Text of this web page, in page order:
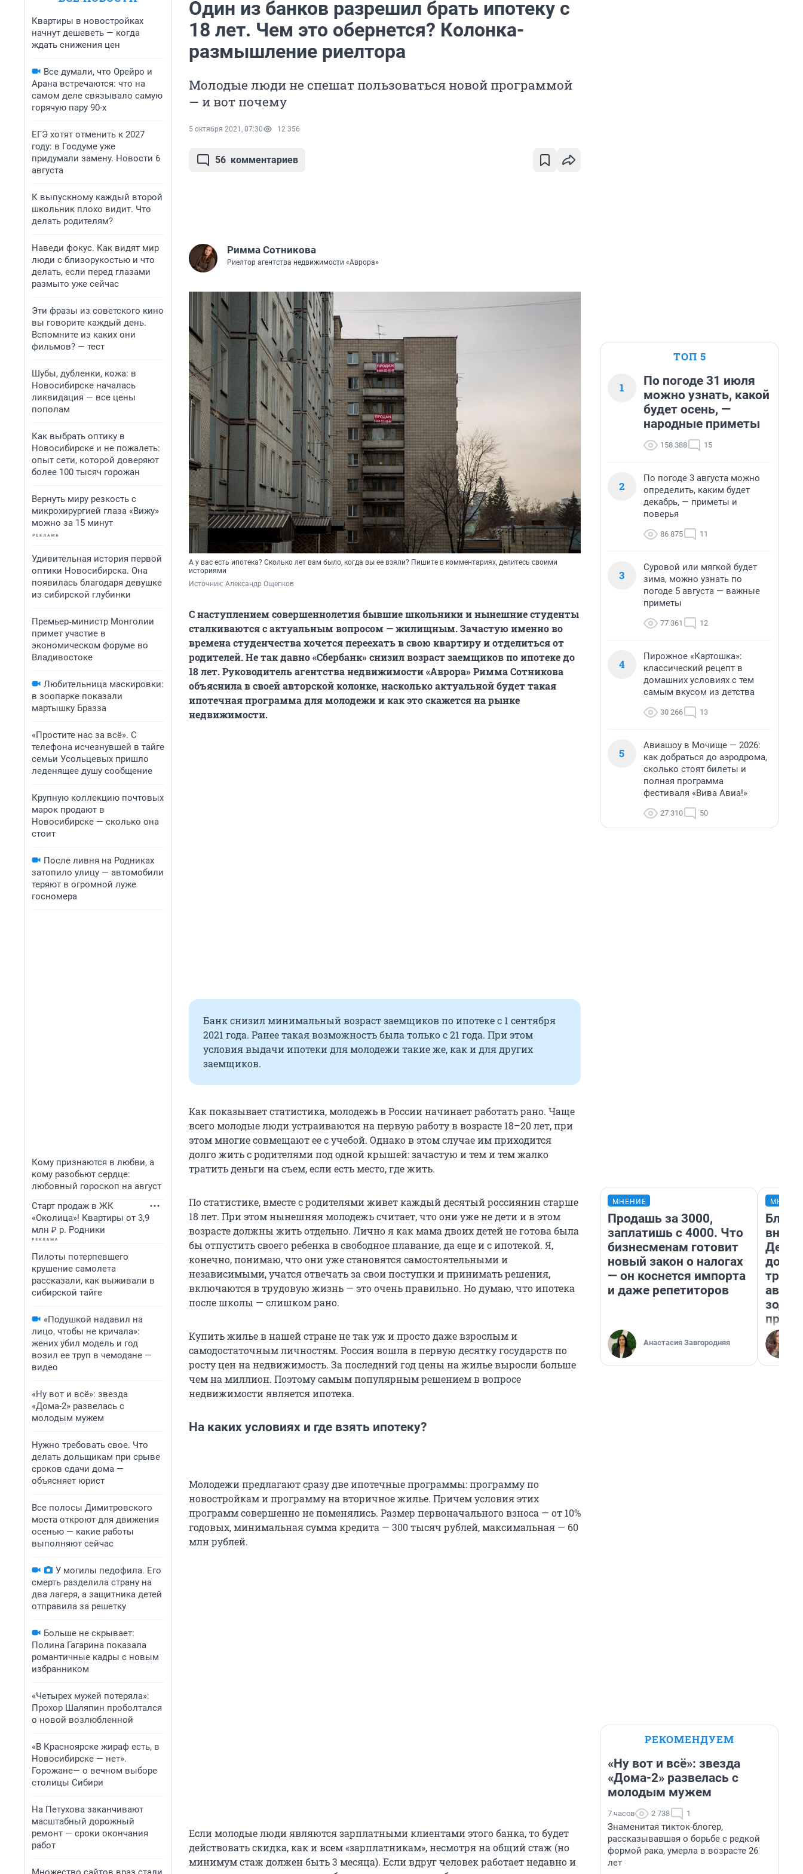
Квартиры в новостройках
начнут дешеветь — когда
ждать снижения цен
Все думали, что Орейро и
Арана встречаются: что на
самом деле связывало самую
горячую пару 90-х
ЕГЭ хотят отменить к 2027
году: в Госдуме уже
придумали замену. Новости 6
августа
К выпускному каждый второй
школьник плохо видит. Что
делать родителям?
Наведи фокус. Как видят мир
люди с близорукостью и что
делать, если перед глазами
размыто уже сейчас
Эти фразы из советского кино
вы говорите каждый день.
Вспомните из каких они
фильмов? — тест
Шубы, дубленки, кожа: в
Новосибирске началась
ликвидация — все цены
пополам
Как выбрать оптику в
Новосибирске и не пожалеть:
опыт сети, которой доверяют
более 100 тысяч горожан
Вернуть миру резкость с
микрохирургией глаза «Вижу»
можно за 15 минут
Удивительная история первой
оптики Новосибирска. Она
появилась благодаря девушке
из сибирской глубинки
Премьер‑министр Монголии
примет участие в
экономическом форуме во
Владивостоке
Любительница маскировки:
в зоопарке показали
мартышку Бразза
«Простите нас за всё». С
телефона исчезнувшей в тайге
семьи Усольцевых пришло
леденящее душу сообщение
Крупную коллекцию почтовых
марок продают в
Новосибирске — сколько она
стоит
После ливня на Родниках
затопило улицу — автомобили
теряют в огромной луже
госномера
Кому признаются в любви, а
кому разобьют сердце:
любовный гороскоп на август
Старт продаж в ЖК
«Околица»! Квартиры от 3,9
млн ₽ р. Родники
Пилоты потерпевшего
крушение самолета
рассказали, как выживали в
сибирской тайге
«Подушкой надавил на
лицо, чтобы не кричала»:
жених убил модель и год
возил ее труп в чемодане —
видео
«Ну вот и всё»: звезда
«Дома-2» развелась с
молодым мужем
Нужно требовать свое. Что
делать дольщикам при срыве
сроков сдачи дома —
объясняет юрист
Все полосы Димитровского
моста откроют для движения
осенью — какие работы
выполняют сейчас
У могилы педофила. Его
смерть разделила страну на
два лагеря, а защитника детей
отправила за решетку
Больше не скрывает:
Полина Гагарина показала
романтичные кадры с новым
избранником
«Четырех мужей потеряла»:
Прохор Шаляпин проболтался
о новой возлюбленной
«В Красноярске жираф есть, в
Новосибирске — нет».
Горожане— о вечном выборе
столицы Сибири
На Петухова заканчивают
масштабный дорожный
ремонт — сроки окончания
работ
Один из банков разрешил брать ипотеку с
18 лет. Чем это обернется? Колонка-
размышление риелтора
Молодые люди не спешат пользоваться новой программой
— и вот почему
5 октября 2021, 07:30 12 356
56 комментариев
Римма Сотникова
Риелтор агентства недвижимости «Аврора»
А у вас есть ипотека? Сколько лет вам было, когда вы ее взяли? Пишите в комментариях, делитесь своими
историями
Источник: Александр Ощепков
С наступлением совершеннолетия бывшие школьники и нынешние студенты
сталкиваются с актуальным вопросом — жилищным. Зачастую именно во
времена студенчества хочется переехать в свою квартиру и отделиться от
родителей. Не так давно «Сбербанк» снизил возраст заемщиков по ипотеке до
18 лет. Руководитель агентства недвижимости «Аврора» Римма Сотникова
объяснила в своей авторской колонке, насколько актуальной будет такая
ипотечная программа для молодежи и как это скажется на рынке
недвижимости.
Банк снизил минимальный возраст заемщиков по ипотеке с 1 сентября
2021 года. Ранее такая возможность была только с 21 года. При этом
условия выдачи ипотеки для молодежи такие же, как и для других
заемщиков.
Как показывает статистика, молодежь в России начинает работать рано. Чаще
всего молодые люди устраиваются на первую работу в возрасте 18–20 лет, при
этом многие совмещают ее с учебой. Однако в этом случае им приходится
долго жить с родителями под одной крышей: зачастую и тем и тем жалко
тратить деньги на съем, если есть место, где жить.
По статистике, вместе с родителями живет каждый десятый россиянин старше
18 лет. При этом нынешняя молодежь считает, что они уже не дети и в этом
возрасте должны жить отдельно. Лично я как мама двоих детей не готова была
бы отпустить своего ребенка в свободное плавание, да еще и с ипотекой. Я,
конечно, понимаю, что они уже становятся самостоятельными и
независимыми, учатся отвечать за свои поступки и принимать решения,
включаются в трудовую жизнь — это очень правильно. Но думаю, что ипотека
после школы — слишком рано.
Купить жилье в нашей стране не так уж и просто даже взрослым и
самодостаточным личностям. Россия вошла в первую десятку государств по
росту цен на недвижимость. За последний год цены на жилье выросли больше
чем на миллион. Поэтому самым популярным решением в вопросе
недвижимости является ипотека.
На каких условиях и где взять ипотеку?
Молодежи предлагают сразу две ипотечные программы: программу по
новостройкам и программу на вторичное жилье. Причем условия этих
программ совершенно не поменялись. Размер первоначального взноса — от 10%
годовых, минимальная сумма кредита — 300 тысяч рублей, максимальная — 60
млн рублей.
Если молодые люди являются зарплатными клиентами этого банка, то будет
действовать скидка, как и всем «зарплатникам», несмотря на общий стаж (но
минимум стаж должен быть 3 месяца). Если вдруг человек работает недавно и
ТОП 5
1
По погоде 31 июля
можно узнать, какой
будет осень, —
народные приметы
158 388 15
2
По погоде 3 августа можно
определить, каким будет
декабрь, — приметы и
поверья
86 875 11
3
Суровой или мягкой будет
зима, можно узнать по
погоде 5 августа — важные
приметы
77 361 12
4
Пирожное «Картошка»:
классический рецепт в
домашних условиях с тем
самым вкусом из детства
30 266 13
5
Авиашоу в Мочище — 2026:
как добраться до аэродрома,
сколько стоят билеты и
полная программа
фестиваля «Вива Авиа!»
27 310 50
МНЕНИЕ
Продашь за 3000,
заплатишь с 4000. Что
бизнесменам готовит
новый закон о налогах
— он коснется импорта
и даже репетиторов
Анастасия Завгородняя
РЕКОМЕНДУЕМ
«Ну вот и всё»: звезда
«Дома-2» развелась с
молодым мужем
7 часов 2 738 1
Знаменитая тикток-блогер,
рассказывавшая о борьбе с редкой
формой рака, умерла в возрасте 26
лет